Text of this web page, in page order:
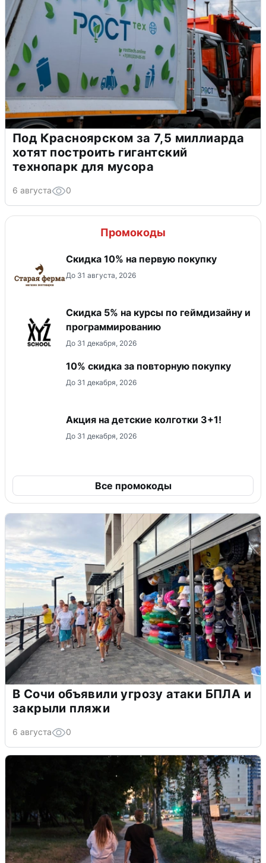
Под Красноярском за 7,5 миллиарда
хотят построить гигантский
технопарк для мусора
6 августа 0
Промокоды
Скидка​ 10% на первую покупку
До 31 августа, 2026
Скидка 5% на курсы по геймдизайну и
программированию
До 31 декабря, 2026
10% скидка за повторную покупку
До 31 декабря, 2026
Акция на детские колготки 3+1!
До 31 декабря, 2026
Все промокоды
В Сочи объявили угрозу атаки БПЛА и
закрыли пляжи
6 августа 0